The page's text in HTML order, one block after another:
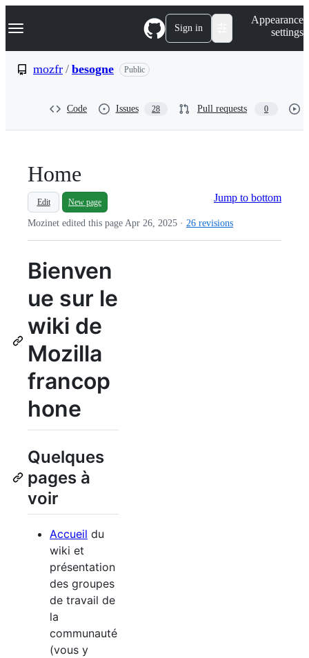
k
p
Navigation Menu Sign in
Appearance
settings
mozfr / besogne Public
Code Issues 28 Pull requests 0
Home
Jump to bottom
Edit New page
Mozinet edited this page Apr 26, 2025 · 26 revisions
Bienven
ue sur le
wiki de
Mozilla
francop
hone
Quelques
pages à
voir
Accueil du
wiki et
présentation
des groupes
de travail de
la
communauté
(vous y